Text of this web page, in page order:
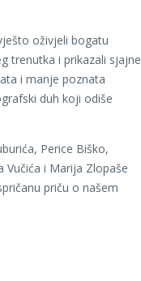
oživjeli bogatu
trenutka i prikazali sjajne
i manje poznata
duh koji odiše
Perice Biško,
Vučića i Marija Zlopaše
priču o našem